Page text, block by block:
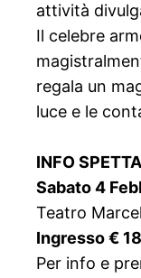
attività
Il celebre
regala un
luce e le
INFO
Sabato 4
Teatro
Ingresso €
Per info e